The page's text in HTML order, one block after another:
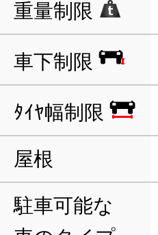
重量制限
車下制限
ﾀｲﾔ幅制限
屋根
駐車可能な